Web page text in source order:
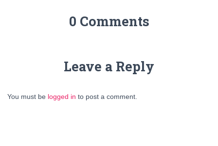
0 Comments
Leave a Reply
You must be logged in to post a comment.